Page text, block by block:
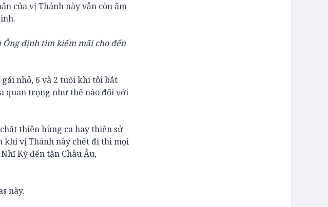
của vị Thánh này vẫn còn âm
Ông định tìm kiếm mãi cho đến
nhỏ, 6 và 2 tuổi khi tôi bắt
quan trọng như thế nào đối với
thiên hùng ca hay thiên sử
khi vị Thánh này chết đi thì mọi
Kỳ đến tận Châu Âu,
này.